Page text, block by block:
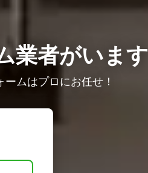
業者がいます
ムはプロにお任せ！